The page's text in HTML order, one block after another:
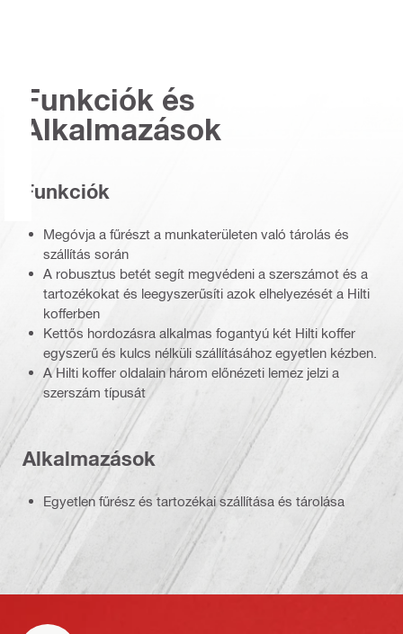
Funkciók és
Alkalmazások
Funkciók
Megóvja a fűrészt a munkaterületen való tárolás és
szállítás során
A robusztus betét segít megvédeni a szerszámot és a
tartozékokat és leegyszerűsíti azok elhelyezését a Hilti
kofferben
Kettős hordozásra alkalmas fogantyú két Hilti koffer
egyszerű és kulcs nélküli szállításához egyetlen kézben.
A Hilti koffer oldalain három előnézeti lemez jelzi a
szerszám típusát
Alkalmazások
Egyetlen fűrész és tartozékai szállítása és tárolása